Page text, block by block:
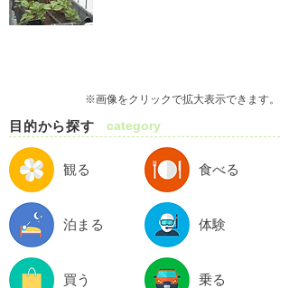
※画像をクリックで拡大表示できます。
目的から探す category
観る 食べる
泊まる 体験
買う 乗る